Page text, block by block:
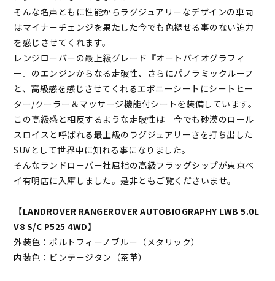
そんな名声ともに性能からラグジュアリーなデザインの車両
はマイナーチェンジを果たした今でも色褪せる事のない迫力
を感じさせてくれます。
レンジローバーの最上級グレード『オートバイオグラフィ
ー』のエンジンからなる走破性、さらにパノラミックルーフ
と、高級感を感じさせてくれるエボニーシートにシートヒー
ター/クーラー＆マッサージ機能付シートを装備しています。
この高級感と相反するような走破性は 今でも砂漠のロール
スロイスと呼ばれる最上級のラグジュアリーさを打ち出した
SUVとして世界中に知れる事になりました。
そんなランドローバー社屈指の高級フラッグシップが東京ベ
イ有明店に入庫しました。是非ともご覧くださいませ。
【LANDROVER RANGEROVER AUTOBIOGRAPHY LWB 5.0L
V8 S/C P525 4WD】
外装色：ポルトフィーノブルー（メタリック）
内装色：ビンテージタン（茶革）